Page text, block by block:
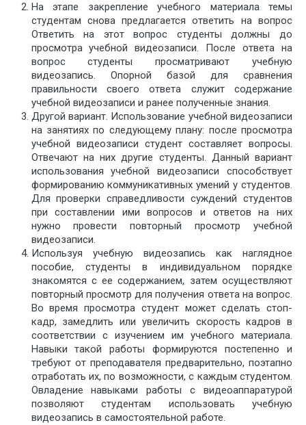
На этапе закрепление учебного материала темы
студентам снова предлагается ответить на вопрос
Ответить на этот вопрос студенты должны до
просмотра учебной видеозаписи. После ответа на
вопрос студенты просматривают учебную
видеозапись. Опорной базой для сравнения
правильности своего ответа служит содержание
учебной видеозаписи и ранее полученные знания.
Другой вариант. Использование учебной видеозаписи
на занятиях по следующему плану: после просмотра
учебной видеозаписи студент составляет вопросы.
Отвечают на них другие студенты. Данный вариант
использования учебной видеозаписи способствует
формированию коммуникативных умений у студентов.
Для проверки справедливости суждений студентов
при составлении ими вопросов и ответов на них
нужно провести повторный просмотр учебной
видеозаписи.
Используя учебную видеозапись как наглядное
пособие, студенты в индивидуальном порядке
знакомятся с ее содержанием, затем осуществляют
повторный просмотр для получения ответа на вопрос.
Во время просмотра студент может сделать стоп-
кадр, замедлить или увеличить скорость кадров в
соответствии с изучением им учебного материала.
Навыки такой работы формируются постепенно и
требуют от преподавателя предварительно, поэтапно
отработать их, по возможности, с каждым студентом.
Овладение навыками работы с видеоаппаратурой
позволяют студентам использовать учебную
видеозапись в самостоятельной работе.